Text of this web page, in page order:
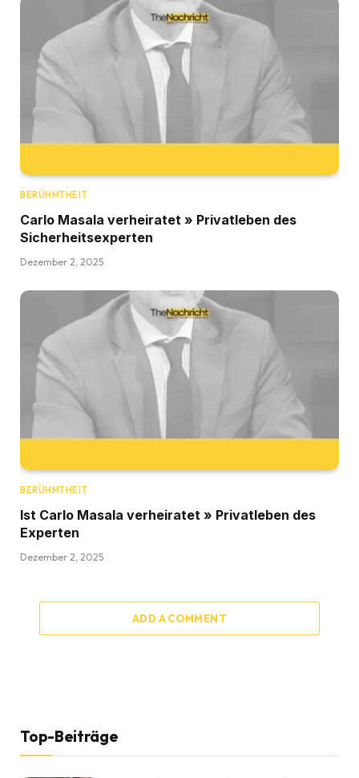
BERÜHMTHEIT
Carlo Masala verheiratet » Privatleben des
Sicherheitsexperten
Dezember 2, 2025
BERÜHMTHEIT
Ist Carlo Masala verheiratet » Privatleben des
Experten
Dezember 2, 2025
ADD A COMMENT
Top-Beiträge